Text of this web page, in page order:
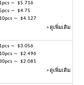
1pcs ～ $5.716
～ $4.75
10pcs ～ $4.127
> ดูเพิ่มเติม
1pcs ～ $3.056
10pcs ～ $2.496
～ $2.081
> ดูเพิ่มเติม